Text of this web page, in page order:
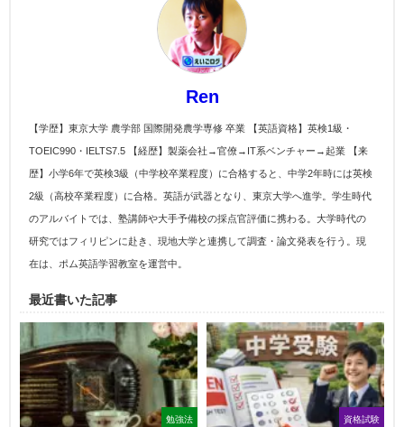
Ren
【学歴】東京大学 農学部 国際開発農学専修 卒業 【英語資格】英検1級・
TOEIC990・IELTS7.5 【経歴】製薬会社→官僚→IT系ベンチャー→起業 【来
歴】小学6年で英検3級（中学校卒業程度）に合格すると、中学2年時には英検
2級（高校卒業程度）に合格。英語が武器となり、東京大学へ進学。学生時代
のアルバイトでは、塾講師や大手予備校の採点官評価に携わる。大学時代の
研究ではフィリピンに赴き、現地大学と連携して調査・論文発表を行う。現
在は、ポム英語学習教室を運営中。
最近書いた記事
勉強法 資格試験